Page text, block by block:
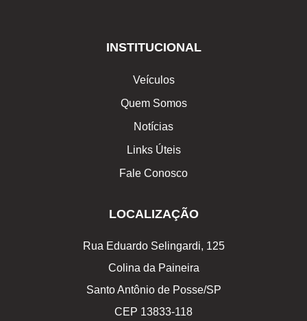
INSTITUCIONAL
Veículos
Quem Somos
Notícias
Links Úteis
Fale Conosco
LOCALIZAÇÃO
Rua Eduardo Selingardi, 125
Colina da Paineira
Santo Antônio de Posse/SP
CEP 13833-118